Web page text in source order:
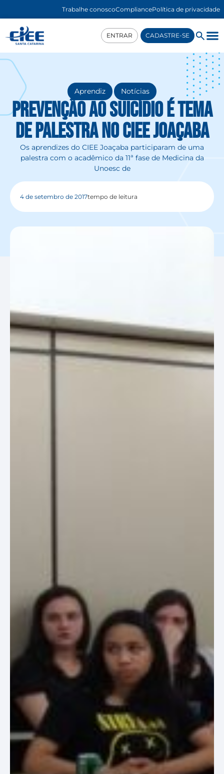
Trabalhe conoscoCompliancePolítica de privacidade
ENTRAR CADASTRE-SE
Aprendiz , Notícias
Prevenção ao Suicídio é tema
de palestra no CIEE Joaçaba
Os aprendizes do CIEE Joaçaba participaram de uma
palestra com o acadêmico da 11ª fase de Medicina da
Unoesc de
4 de setembro de 2017tempo de leitura